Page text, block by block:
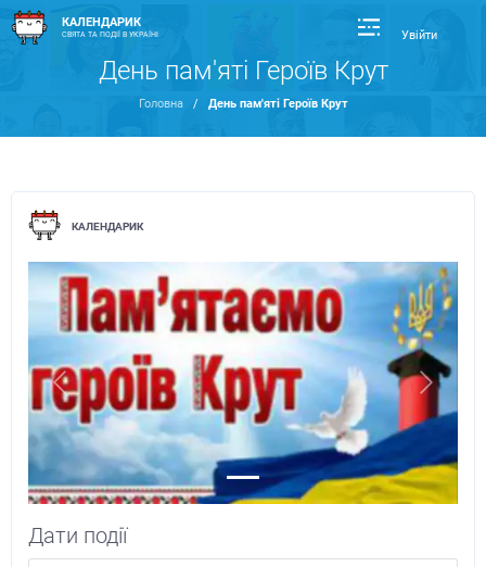
КАЛЕНДАРИК
СВЯТА ТА ПОДІЇ В УКРАЇНІ Увійти
День пам'яті Героїв Крут
Головна / День пам'яті Героїв Крут
КАЛЕНДАРИК
Previous Next
Дати події